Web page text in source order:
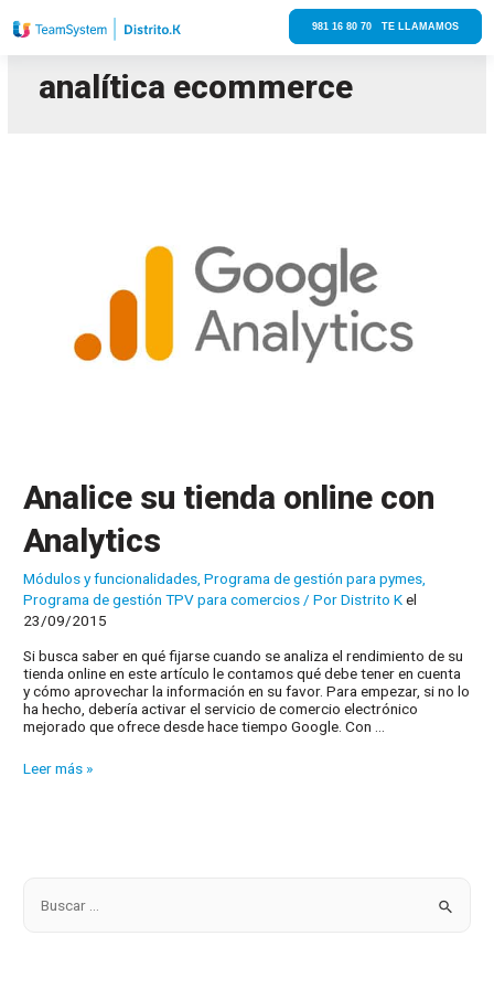
981 16 80 70 TE LLAMAMOS
analítica ecommerce
Analice su tienda online con
Analytics
Módulos y funcionalidades ,Programa de gestión para pymes
Programa de gestión TPV para comercios / PorDistrito Kel
23/09/2015
Si busca saber en qué fijarse cuando se analiza el rendimiento de su
tienda online en este artículo le contamos qué debe tener en cuenta
y cómo aprovechar la información en su favor. Para empezar, si no lo
ha hecho, debería activar el servicio de comercio electrónico
mejorado que ofrece desde hace tiempo Google. Con …
Analice
Leer más »